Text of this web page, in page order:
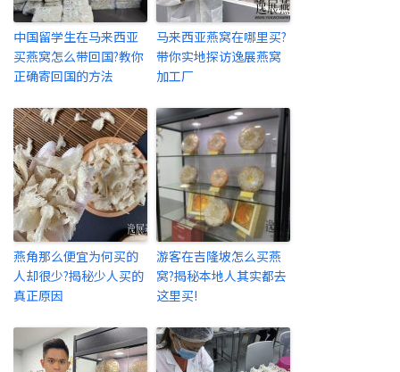
中国留学生在马来西亚
买燕窝怎么带回国?教你
正确寄回国的方法
马来西亚燕窝在哪里买?
带你实地探访逸展燕窝
加工厂
燕角那么便宜为何买的
人却很少?揭秘少人买的
真正原因
游客在吉隆坡怎么买燕
窝?揭秘本地人其实都去
这里买!